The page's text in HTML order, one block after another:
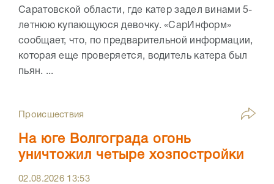
Саратовской области, где катер задел винами 5-
летнюю купающуюся девочку. «СарИнформ»
сообщает, что, по предварительной информации,
которая еще проверяется, водитель катера был
пьян. ...
Происшествия
На юге Волгограда огонь
уничтожил четыре хозпостройки
02.08.2026 13:53